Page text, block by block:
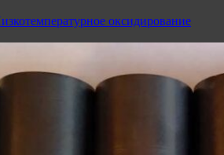
оксидирование